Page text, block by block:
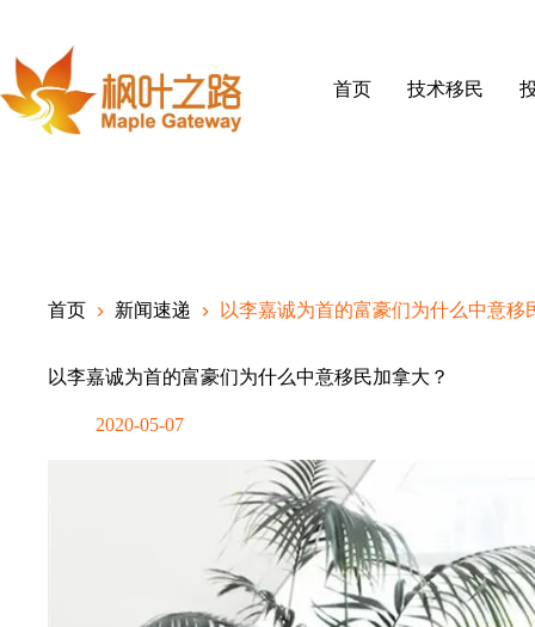
content
首页
技术移民
首页 新闻速递 以李嘉诚为首的富豪们为什么中意移
以李嘉诚为首的富豪们为什么中意移民加拿大？
2020-05-07